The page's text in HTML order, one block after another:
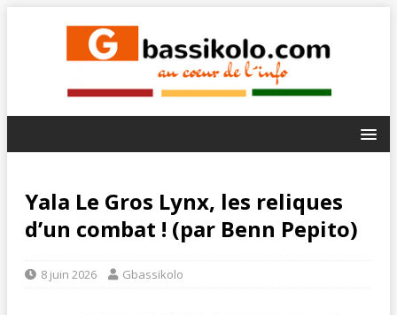
Yala Le Gros Lynx, les reliques
d’un combat ! (par Benn Pepito)
8 juin 2026 Gbassikolo